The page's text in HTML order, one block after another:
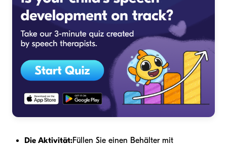
Die Aktivität:Füllen Sie einen Behälter mit